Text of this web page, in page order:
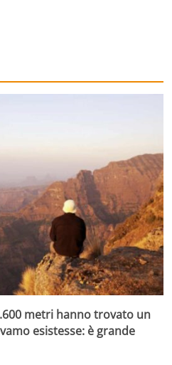
metri hanno trovato un
esistesse: è grande